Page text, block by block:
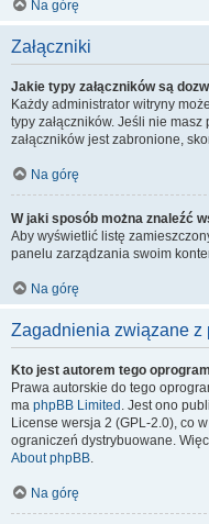
Na górę
Załączniki
Jakie typy załączników są
Każdy administrator witryny
typy załączników. Jeśli nie
załączników jest zabronione,
Na górę
W jaki sposób można znaleźć
Aby wyświetlić listę
panelu zarządzania swoim
Na górę
Zagadnienia związane z
Kto jest autorem tego
Prawa autorskie do tego
ma phpBB Limited . Jest ono
License wersja 2 (GPL-2.0), co
ograniczeń dystrybuowane.
About phpBB.
Na górę